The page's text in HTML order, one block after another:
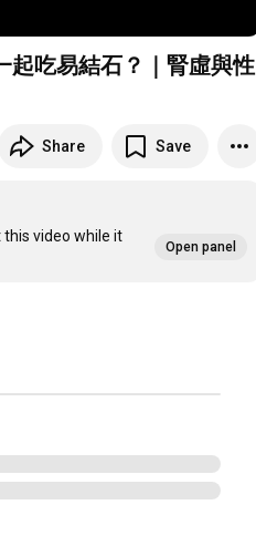
起吃易結石？｜腎虛與性
Share Save
video while it
Open panel